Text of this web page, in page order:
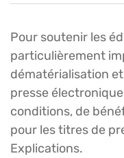
Pour soutenir les
particulièrement
dématérialisation
presse
conditions, de
pour les titres de
Explications.